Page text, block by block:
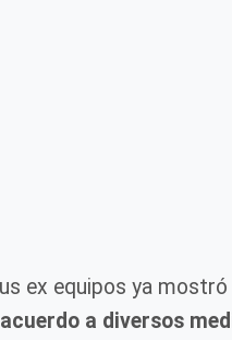
ex equipos ya
acuerdo a diversos